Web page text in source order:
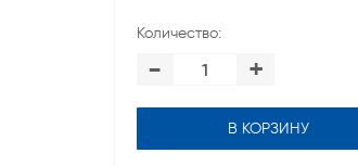
Количество:
- +
В КОРЗИНУ